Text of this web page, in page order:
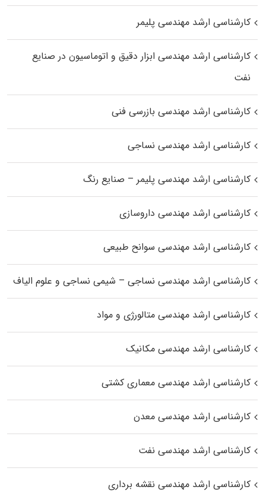
کارشناسی ارشد مهندسی پلیمر
کارشناسی ارشد مهندسی ابزار دقیق و اتوماسیون در صنایع
نفت
کارشناسی ارشد مهندسی بازرسی فنی
کارشناسی ارشد مهندسی نساجی
کارشناسی ارشد مهندسی پلیمر – صنایع رنگ
کارشناسی ارشد مهندسی داروسازی
کارشناسی ارشد مهندسی سوانح طبیعی
کارشناسی ارشد مهندسی نساجی – شیمی نساجی و علوم الیاف
کارشناسی ارشد مهندسی متالورژی و مواد
کارشناسی ارشد مهندسی مکانیک
کارشناسی ارشد مهندسی معماری کشتی
کارشناسی ارشد مهندسی معدن
کارشناسی ارشد مهندسی نفت
کارشناسی ارشد مهندسی نقشه برداری